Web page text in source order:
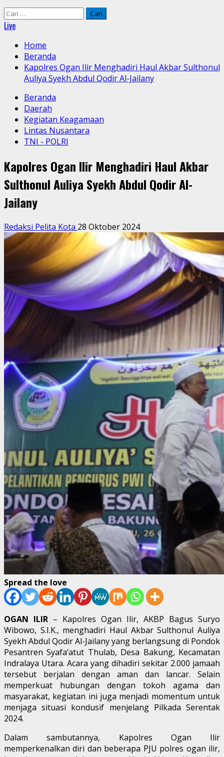
Cari
untuk:
Live
Home
Beranda
Kapolres Ogan Ilir Menghadiri Haul Akbar Sulthonul
Auliya Syekh Abdul Qodir Al-Jailany
Beranda
Daerah
Kegiatan Keagamaan
Lintas Nusantara
TNI - POLRI
Kapolres Ogan Ilir Menghadiri Haul Akbar
Sulthonul Auliya Syekh Abdul Qodir Al-
Jailany
Redaksi Pelita Kota 28 Oktober 2024
Spread the love
OGAN ILIR – Kapolres Ogan Ilir, AKBP Bagus Suryo
Wibowo, S.I.K., menghadiri Haul Akbar Sulthonul Auliya
Syekh Abdul Qodir Al-Jailany yang berlangsung di Pondok
Pesantren Syafa’atut Thulab, Desa Bakung, Kecamatan
Indralaya Utara. Acara yang dihadiri sekitar 2.000 jamaah
tersebut berjalan dengan aman dan lancar. Selain
memperkuat hubungan dengan tokoh agama dan
masyarakat, kegiatan ini juga menjadi momentum untuk
menjaga situasi kondusif menjelang Pilkada Serentak
2024.
Dalam sambutannya, Kapolres Ogan Ilir
memperkenalkan diri dan beberapa PJU polres ogan ilir,